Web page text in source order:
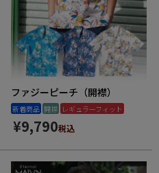
ファジーピーチ（開襟）
新着商品 開襟 レギュラーフィット
¥9,790税込